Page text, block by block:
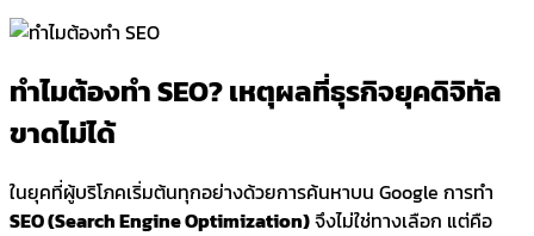
ทำไมต้องทำ SEO? เหตุผลที่ธุรกิจยุคดิจิทัล
ขาดไม่ได้
ในยุคที่ผู้บริโภคเริ่มต้นทุกอย่างด้วยการค้นหาบน Google การทำ
SEO (Search Engine Optimization)จึงไม่ใช่ทางเลือก แต่คือ